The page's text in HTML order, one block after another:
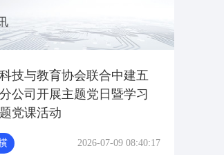
技与教育协会联合中建五
公司开展主题党日暨学习
党课活动
2026-07-09 08:40:17